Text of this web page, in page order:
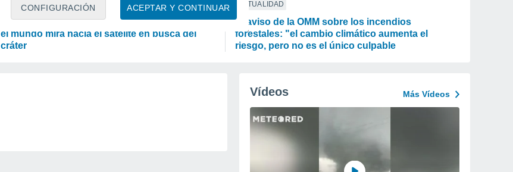
ACEPTAR Y CONTINUAR
CONFIGURACIÓN
ASTRONOMÍA
Cohete de SpaceX choca contra la Luna y todo
el mundo mira hacia el satélite en busca del
cráter
ACTUALIDAD
El aviso de la OMM sobre los incendios
forestales: "el cambio climático aumenta el
riesgo, pero no es el único culpable
Vídeos Más Vídeos